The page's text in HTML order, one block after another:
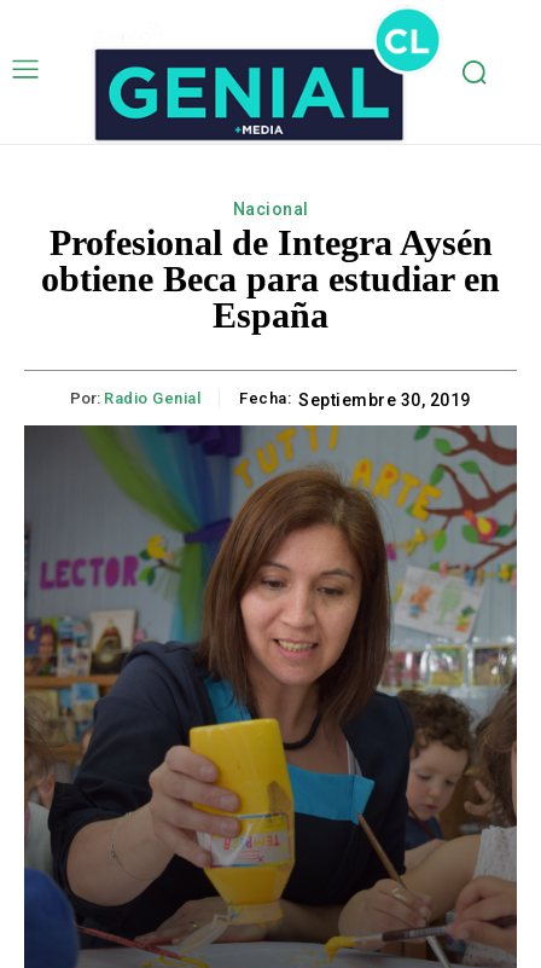
Nacional
Profesional de Integra Aysén
obtiene Beca para estudiar en
España
Por: Radio Genial Fecha: Septiembre 30, 2019